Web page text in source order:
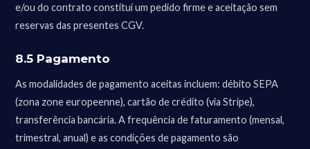
e/ou do contrato constitui um pedido firme e aceitação sem
reservas das presentes CGV.
8.5 Pagamento
As modalidades de pagamento aceitas incluem: débito SEPA
(zona zone europeenne), cartão de crédito (via Stripe),
transferência bancária. A frequência de faturamento (mensal,
trimestral, anual) e as condições de pagamento são